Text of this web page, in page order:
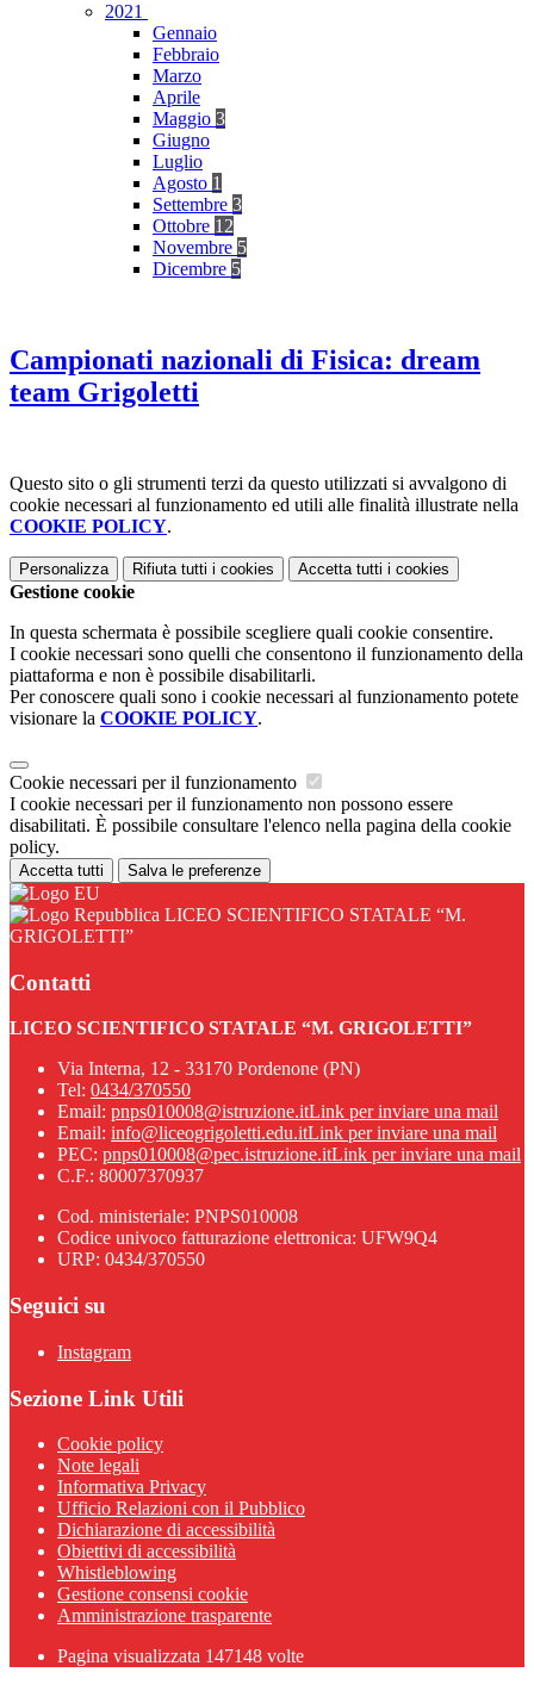
2021
Gennaio
Febbraio
Marzo
Aprile
Maggio 3
Giugno
Luglio
Agosto 1
Settembre 3
Ottobre 12
Novembre 5
Dicembre 5
Campionati nazionali di Fisica: dream
team Grigoletti
Questo sito o gli strumenti terzi da questo utilizzati si avvalgono di
cookie necessari al funzionamento ed utili alle finalità illustrate nella
COOKIE POLICY.
Personalizza Rifiuta tutti i cookies Accetta tutti i cookies
Gestione cookie
In questa schermata è possibile scegliere quali cookie consentire.
I cookie necessari sono quelli che consentono il funzionamento della
piattaforma e non è possibile disabilitarli.
Per conoscere quali sono i cookie necessari al funzionamento potete
visionare la COOKIE POLICY.
Cookie necessari per il funzionamento
I cookie necessari per il funzionamento non possono essere
disabilitati. È possibile consultare l'elenco nella pagina della cookie
policy.
Accetta tutti Salva le preferenze
LICEO SCIENTIFICO STATALE “M.
GRIGOLETTI”
Contatti
LICEO SCIENTIFICO STATALE “M. GRIGOLETTI”
Via Interna, 12 - 33170 Pordenone (PN)
Tel: 0434/370550
Email: pnps010008@istruzione.itLink per inviare una mail
Email: info@liceogrigoletti.edu.itLink per inviare una mail
PEC: pnps010008@pec.istruzione.itLink per inviare una mail
C.F.: 80007370937
Cod. ministeriale: PNPS010008
Codice univoco fatturazione elettronica: UFW9Q4
URP: 0434/370550
Seguici su
Instagram
Sezione Link Utili
Cookie policy
Note legali
Informativa Privacy
Ufficio Relazioni con il Pubblico
Dichiarazione di accessibilità
Obiettivi di accessibilità
Whistleblowing
Gestione consensi cookie
Amministrazione trasparente
Pagina visualizzata 147148 volte